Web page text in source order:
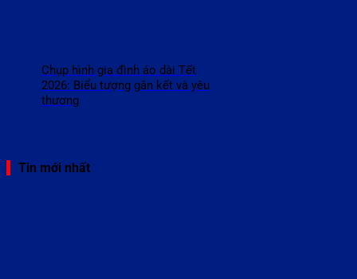
Chụp hình gia đình áo dài Tết
2026: Biểu tượng gắn kết và yêu
thương
Tin mới nhất